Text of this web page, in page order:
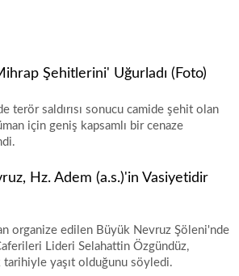
Şehitlerini' Uğurladı (Foto)
terör saldırısı sonucu camide şehit olan
için geniş kapsamlı bir cenaze
Hz. Adem (a.s.)'in Vasiyetidir
organize edilen Büyük Nevruz Şöleni'nde
Lideri Selahattin Özgündüz,
tarihiyle yaşıt olduğunu söyledi.